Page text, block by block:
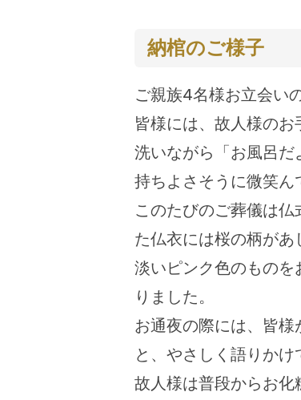
納棺のご様子
ご親族4名様お立会い
皆様には、故人様のお
洗いながら「お風呂
持ちよさそうに微笑ん
このたびのご葬儀は
た仏衣には桜の柄が
淡いピンク色のもの
りました。
お通夜の際には、皆様
と、やさしく語りかけ
故人様は普段からお